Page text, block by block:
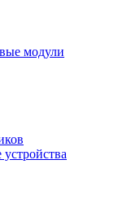
модули